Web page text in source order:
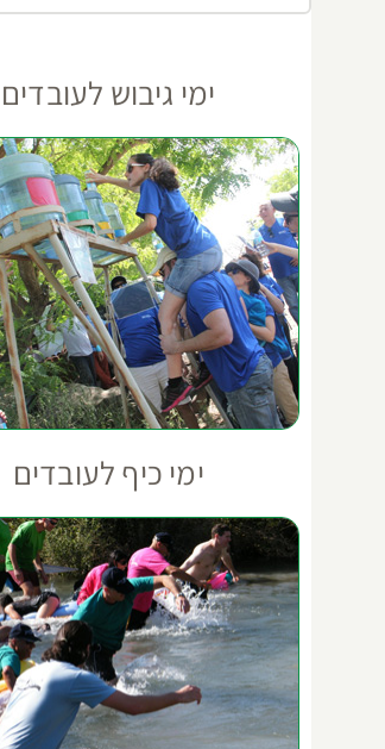
ימי גיבוש לעובדים
ימי כיף לעובדים